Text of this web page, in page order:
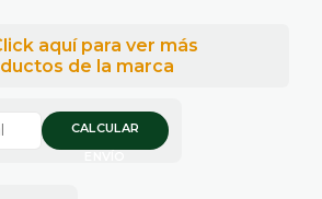
CALCULAR